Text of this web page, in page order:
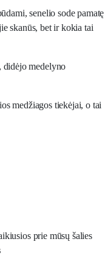
senelio sode pamatę
skanūs, bet ir kokia tai
didėjo medelyno
medžiagos tiekėjai, o tai
prie mūsų šalies